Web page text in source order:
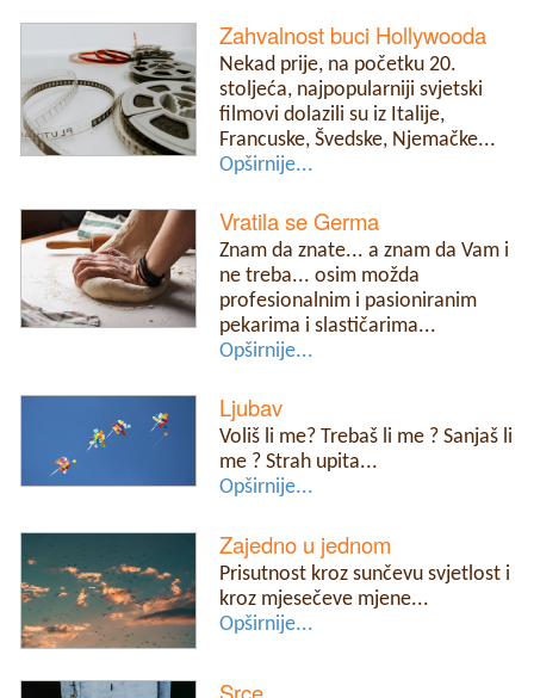
Zahvalnost buci Hollywooda
Nekad prije, na početku 20.
stoljeća, najpopularniji svjetski
filmovi dolazili su iz Italije,
Francuske, Švedske, Njemačke...
Opširnije...
Vratila se Germa
Znam da znate... a znam da Vam i
ne treba... osim možda
profesionalnim i pasioniranim
pekarima i slastičarima...
Opširnije...
Ljubav
Voliš li me? Trebaš li me ? Sanjaš li
me ? Strah upita...
Opširnije...
Zajedno u jednom
Prisutnost kroz sunčevu svjetlost i
kroz mjesečeve mjene...
Opširnije...